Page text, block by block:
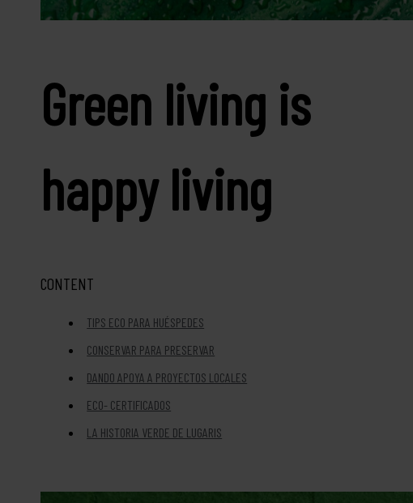
green living is
happy living
CONTENT
TIPS ECO PARA HUÉSPEDES
CONSERVAR PARA PRESERVAR
DANDO APOYA A PROYECTOS LOCALES
ECO- CERTIFICADOS
LA HISTORIA VERDE DE LUGARIS